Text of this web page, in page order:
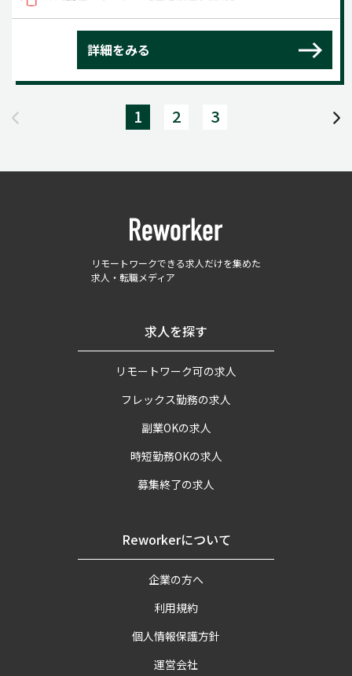
詳細をみる
1 2 3
リモートワークできる求人だけを集めた
求人・転職メディア
求人を探す
リモートワーク可の求人
フレックス勤務の求人
副業OKの求人
時短勤務OKの求人
募集終了の求人
Reworkerについて
企業の方へ
利用規約
個人情報保護方針
運営会社